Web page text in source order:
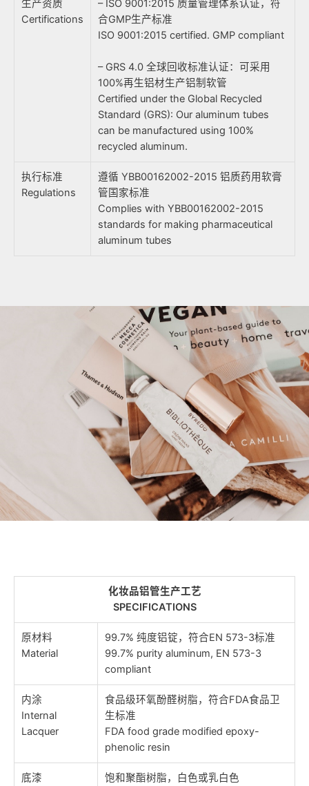
生产资质
Certifications
– ISO 9001:2015 质量管理体系认证，符
合GMP生产标准
ISO 9001:2015 certified. GMP compliant
– GRS 4.0 全球回收标准认证：可采用
100%再生铝材生产铝制软管
Certified under the Global Recycled
Standard (GRS): Our aluminum tubes
can be manufactured using 100%
recycled aluminum.
执行标准
Regulations
遵循 YBB00162002-2015 铝质药用软膏
管国家标准
Complies with YBB00162002-2015
standards for making pharmaceutical
aluminum tubes
化妆品铝管生产工艺
SPECIFICATIONS
原材料
Material
99.7% 纯度铝锭，符合EN 573-3标准
99.7% purity aluminum, EN 573-3
compliant
内涂
Internal
Lacquer
食品级环氧酚醛树脂，符合FDA食品卫
生标准
FDA food grade modified epoxy-
phenolic resin
底漆
饱和聚酯树脂，白色或乳白色